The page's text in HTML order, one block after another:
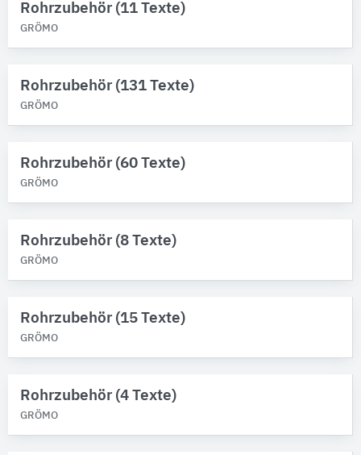
Rohrzubehör (11 Texte)
GRÖMO
Rohrzubehör (131 Texte)
GRÖMO
Rohrzubehör (60 Texte)
GRÖMO
Rohrzubehör (8 Texte)
GRÖMO
Rohrzubehör (15 Texte)
GRÖMO
Rohrzubehör (4 Texte)
GRÖMO